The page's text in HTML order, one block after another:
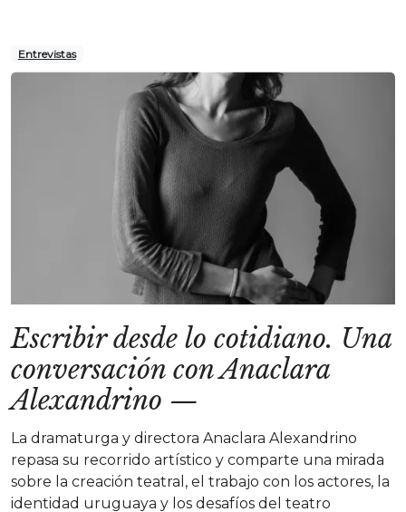
Entrevistas
Escribir desde lo cotidiano. Una
conversación con Anaclara
Alexandrino —
La dramaturga y directora Anaclara Alexandrino
repasa su recorrido artístico y comparte una mirada
sobre la creación teatral, el trabajo con los actores, la
identidad uruguaya y los desafíos del teatro